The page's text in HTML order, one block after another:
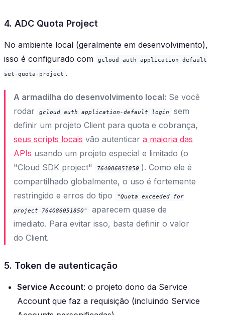
4. ADC Quota Project
No ambiente local (geralmente em desenvolvimento),
isso é configurado com
gcloud auth application-default
set-quota-project .
A armadilha do desenvolvimento local: Se você
rodar
gcloud auth application-default login
sem
definir um projeto Client para quota e cobrança,
seus scripts locais vão autenticar a maioria das
APIs usando um projeto especial e limitado (o
"Cloud SDK project"
764086051850 ). Como ele é
compartilhado globalmente, o uso é fortemente
restringido e erros do tipo
"Quota exceeded for
project 764086051850"
aparecem quase de
imediato. Para evitar isso, basta definir o valor
do Client.
5. Token de autenticação
Service Account: o projeto dono da Service
Account que faz a requisição (incluindo Service